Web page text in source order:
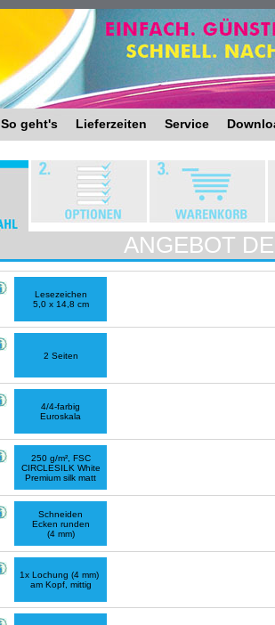
So geht's Lieferzeiten Service
ANGEBOT
Lesezeichen
5,0 x 14,8 cm
2 Seiten
4/4-farbig
Euroskala
250 g/m², FSC
CIRCLESILK White
Premium silk matt
Schneiden
Ecken runden
(4 mm)
1x Lochung (4 mm)
am Kopf, mittig